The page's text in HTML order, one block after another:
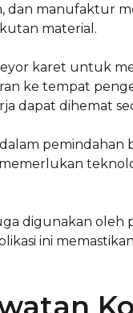
dan manufaktur
material.
karet untuk
ke tempat
dapat dihemat
pemindahan
digunakan oleh
ini